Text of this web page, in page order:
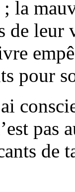
; la
de leur
pour
pas
de